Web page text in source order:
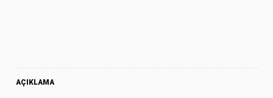
AÇIKLAMA